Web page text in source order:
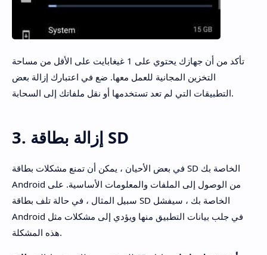
تأكد من أن جهازك يحتوي على 1 غيغابايت على الأقل من مساحة
التخزين المجانية للعمل معها. ضع في اعتبارك إزالة بعض
التطبيقات التي لم تعد تستخدمها أو نقل ملفاتك إلى السحابة.
3. إزالة بطاقة SD
في بعض الأحيان ، يمكن أن تمنع مشكلات بطاقة SD الخاصة بك
Android من الوصول إلى الملفات والمعلومات الأساسية. على
سبيل المثال ، في حالة تلف بطاقة SD الخاصة بك ، سيفشل
Android في جلب بيانات التطبيق منها ويؤدي إلى مشكلات مثل
هذه المشكلة.